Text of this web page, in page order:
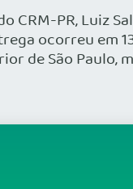
CRM-PR, Luiz
ocorreu em
de São Paulo,